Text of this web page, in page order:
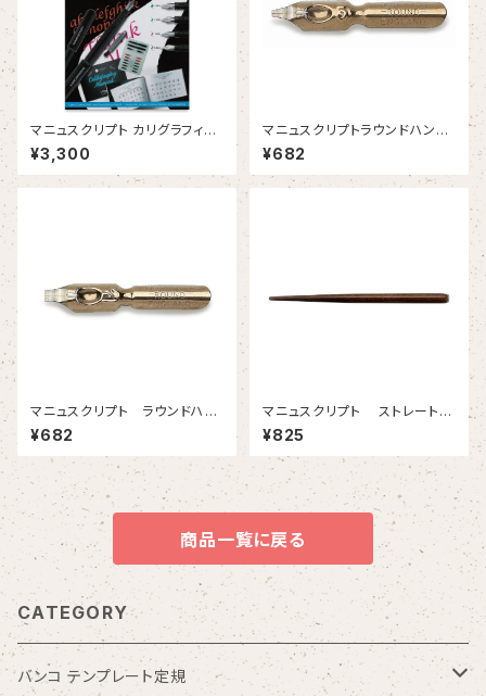
マニュスクリプト カリグラフィー
スターターキット
¥3,300
マニュスクリプトラウンドハンド
３ 1.35mm 2本入
¥682
マニュスクリプト ラウンドハン
ド 1-1/2 2.45mm 2本入
¥682
マニュスクリプト ストレートホ
ルダー ナットブラウン
¥825
商品一覧に戻る
CATEGORY
バンコ テンプレート定規